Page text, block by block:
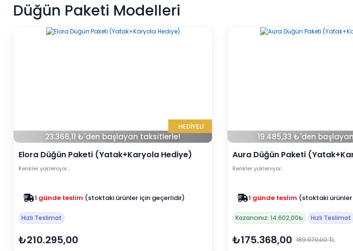
Düğün Paketi Modelleri
HEDİYELİ
23.366,11 ₺'den başlayan taksitlerle!
Elora Düğün Paketi (Yatak+Karyola Hediye)
Renkler yükleniyor…
Zam yok 2025 fiyatları devam ediyor
Hızlı Teslimat
₺210.295,00
19.485,33 ₺'den
Aura Düğün Paketi
Renkler yükleniyor…
Zam yok 2025 fiyatları devam
Kazancınız: 14.602,00₺ Hızlı Teslimat
₺175.368,00 189.970,00 TL